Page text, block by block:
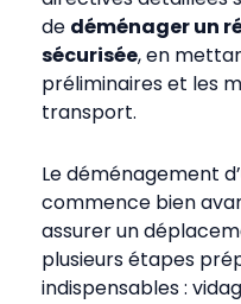
de déménager un
sécurisée, en
préliminaires et les
transport.
Ledéménagement
commence bien
assurer un
plusieurs étapes
indispensables :